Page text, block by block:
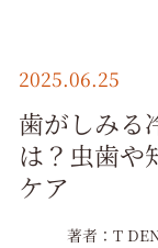
2025.06.25
歯がしみる
は？虫歯や
ケア
著者：T